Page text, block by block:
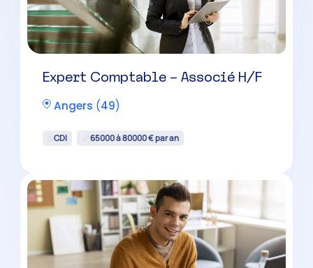
Expert Comptable – Associé H/F
Angers (49)
CDI 65000 à 80000 € par an